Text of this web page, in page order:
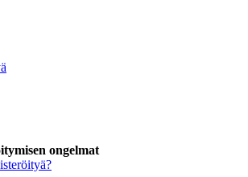
ongelmat